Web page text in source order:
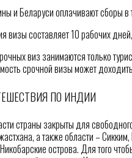
и Беларуси оплачивают сборы
визы составляет 10 рабочих
виз занимаются только
срочной визы может
ПО ИНДИИ
страны закрыты для
а также области –
острова. Для того